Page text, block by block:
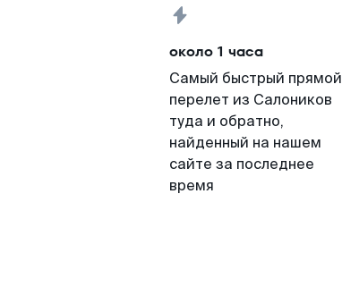
около 1 часа
Самый быстрый прямой
перелет из Салоников
туда и обратно,
найденный на нашем
сайте за последнее
время